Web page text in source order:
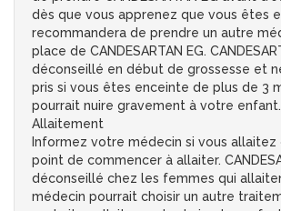
dès que vous apprenez que vous êtes
recommandera de prendre un autre
place de CANDESARTAN EG.
déconseillé en début de grossesse et
pris si vous êtes enceinte de plus de 3
pourrait nuire gravement à votre enfant.
Allaitement
Informez votre médecin si vous allaitez
point de commencer à allaiter.
déconseillé chez les femmes qui
médecin pourrait choisir un autre